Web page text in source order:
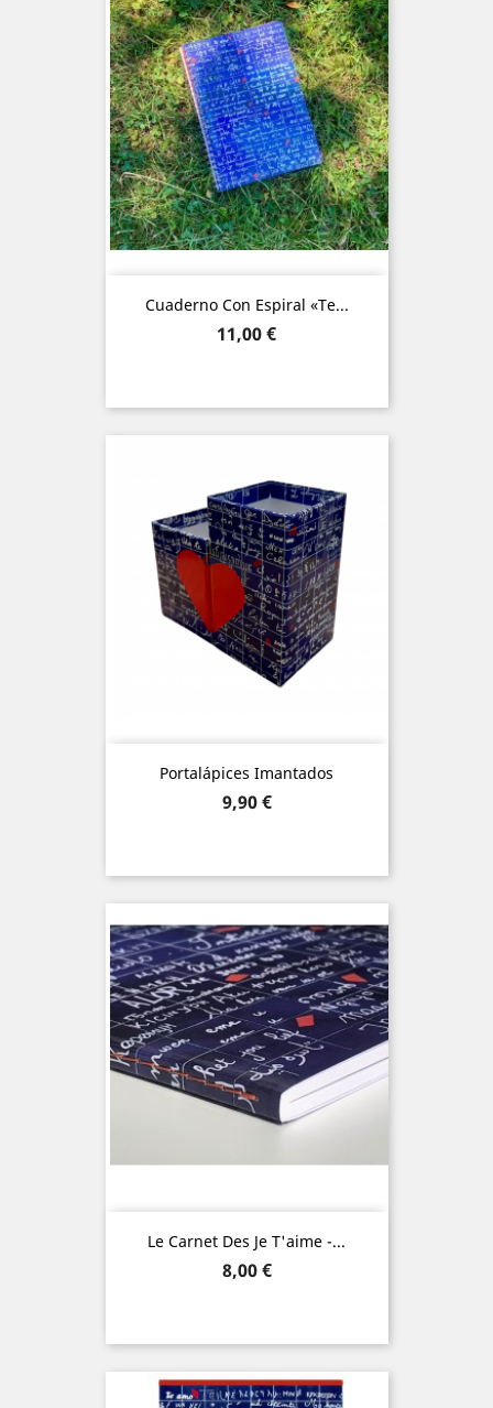
Cuaderno Con Espiral «Te...
Precio
11,00 €
Portalápices Imantados
Precio
9,90 €
Le Carnet Des Je T'aime -...
Precio
8,00 €